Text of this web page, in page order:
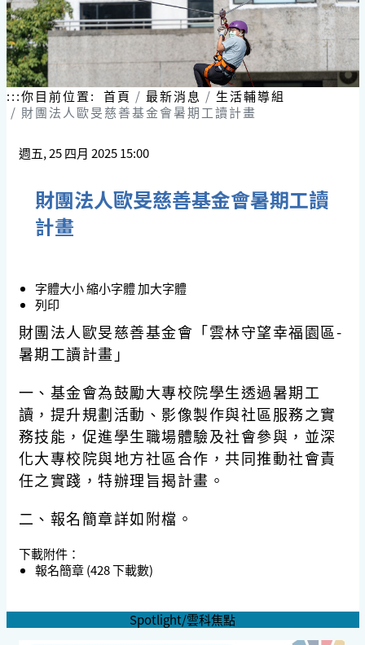
:::你目前位置: 首頁 最新消息
生活輔導組
財團法人歐旻慈善基金會暑期工讀計畫
週五, 25 四月 2025 15:00
財團法人歐旻慈善基金會暑期工讀
計畫
字體大小縮小字體加大字體
列印
財團法人歐旻慈善基金會「雲林守望幸福園區-
暑期工讀計畫」
一、基金會為鼓勵大專校院學生透過暑期工
讀，提升規劃活動、影像製作與社區服務之實
務技能，促進學生職場體驗及社會參與，並深
化大專校院與地方社區合作，共同推動社會責
任之實踐，特辦理旨揭計畫。
二、報名簡章詳如附檔。
下載附件：
報名簡章 (428 下載數)
Spotlight/雲科焦點